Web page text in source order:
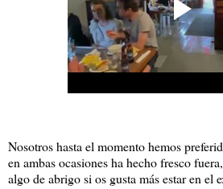
Nosotros hasta el momento hemos
en ambas ocasiones ha hecho fresco
algo de abrigo si os gusta más estar en el